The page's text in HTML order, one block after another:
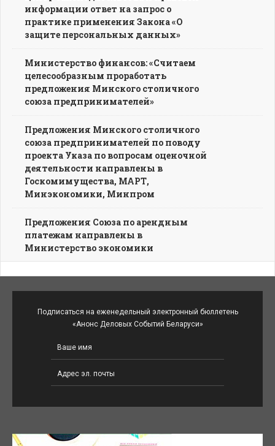
информации ответ на запрос о
практике применения Закона «О
защите персональных данных»
Министерство финансов: «Считаем
целесообразным проработать
предложения Минского столичного
союза предпринимателей»
Предложения Минского столичного
союза предпринимателей по поводу
проекта Указа по вопросам оценочной
деятельности направлены в
Госкомимущества, МАРТ,
Минэкономики, Минпром
Предложения Союза по арендным
платежам направлены в
Министерство экономики
Подписаться на еженедельный электронный бюллетень
«Анонс Деловых Событий Беларуси»